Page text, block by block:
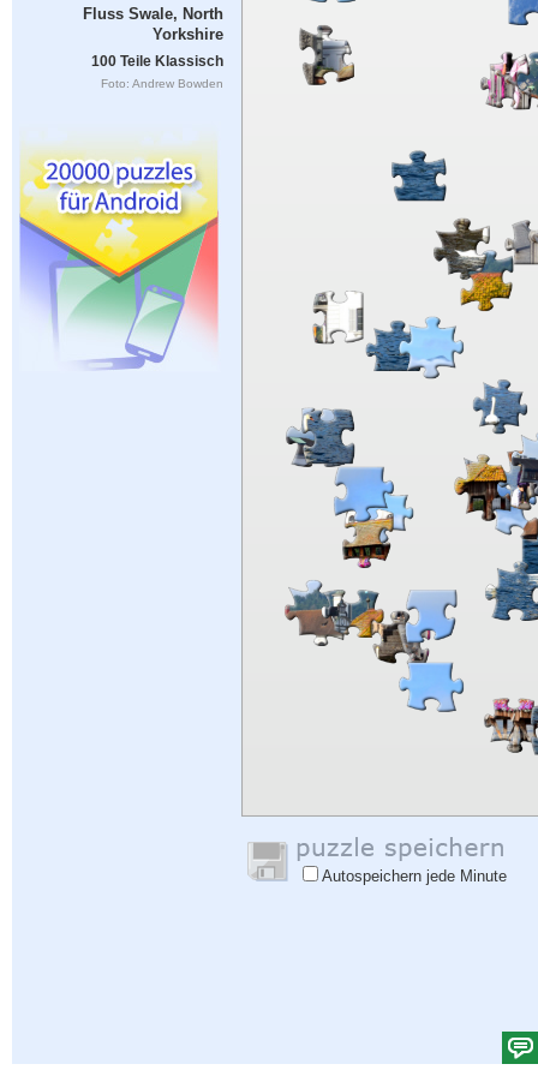
Fluss Swale, North
Yorkshire
100 Teile Klassisch
Foto: Andrew Bowden
Autospeichern jede Minute